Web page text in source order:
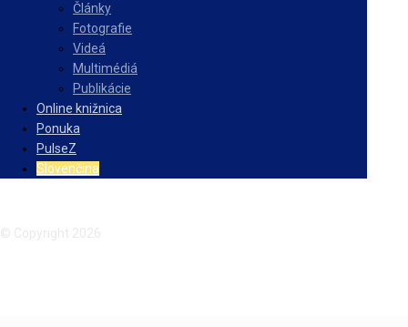
Články
Fotografie
Videá
Multimédiá
Publikácie
Online knižnica
Ponuka
PulseZ
Slovenčina